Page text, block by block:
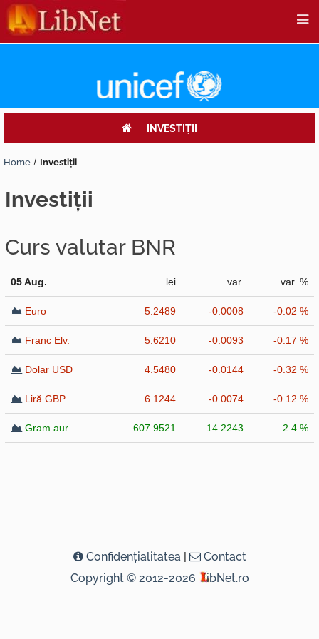
INVESTIŢII
Home Investiţii
investiţii
Curs valutar BNR
05 Aug. lei var. var. %
Euro 5.2489 -0.0008 -0.02 %
Franc Elv. 5.6210 -0.0093 -0.17 %
Dolar USD 4.5480 -0.0144 -0.32 %
Liră GBP 6.1244 -0.0074 -0.12 %
Gram aur 607.9521 14.2243 2.4 %
Confidenţialitatea |
Contact
Copyright © 2012-2026
ibNet.ro